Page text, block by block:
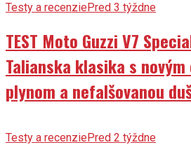
Testy a recenziePred 3 týždne
TEST Moto Guzzi V7
Talianska klasika s
plynom a nefalšovanou
Testy a recenziePred 2 týždne